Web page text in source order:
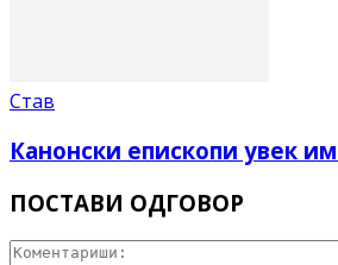
Став
Канонски епископи увек
ПОСТАВИ ОДГОВОР